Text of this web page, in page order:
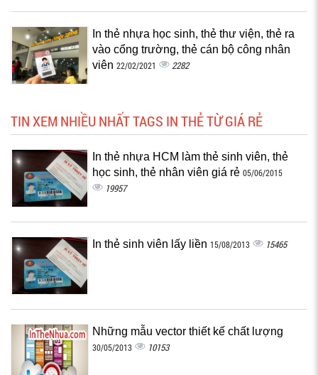
In thẻ nhựa học sinh, thẻ thư viện, thẻ ra
vào cổng trường, thẻ cán bộ công nhân
viên 22/02/2021 2282
TIN XEM NHIỀU NHẤT TAGS IN THẺ TỪ GIÁ RẺ
In thẻ nhựa HCM làm thẻ sinh viên, thẻ
học sinh, thẻ nhân viên giá rẻ 05/06/2015
19957
In thẻ sinh viên lấy liền 15/08/2013 15465
Những mẫu vector thiết kế chất lượng
30/05/2013 10153